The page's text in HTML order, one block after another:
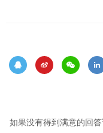
如果没有得到满意的回